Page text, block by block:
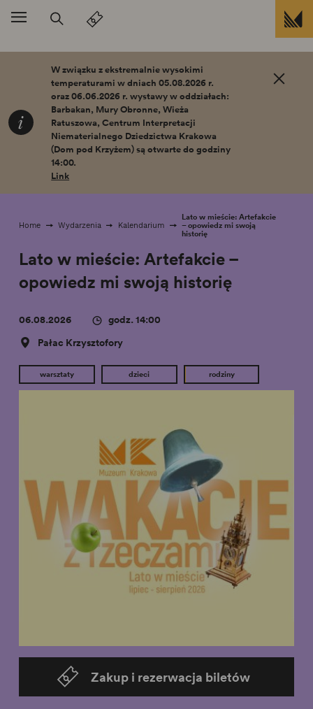
Przejdź do treści
W związku z ekstremalnie wysokimi
temperaturami w dniach 05.08.2026 r.
oraz 06.06.2026 r. wystawy w oddziałach:
Barbakan, Mury Obronne, Wieża
Ratuszowa, Centrum Interpretacji
Niematerialnego Dziedzictwa Krakowa
(Dom pod Krzyżem) są otwarte do godziny
14:00.
Link
Home Wydarzenia Kalendarium
Lato w mieście: Artefakcie
– opowiedz mi swoją
historię
Lato w mieście: Artefakcie –
opowiedz mi swoją historię
06.08.2026
godz. 14:00
Pałac Krzysztofory
warsztaty dzieci rodziny
Zakup i rezerwacja biletów